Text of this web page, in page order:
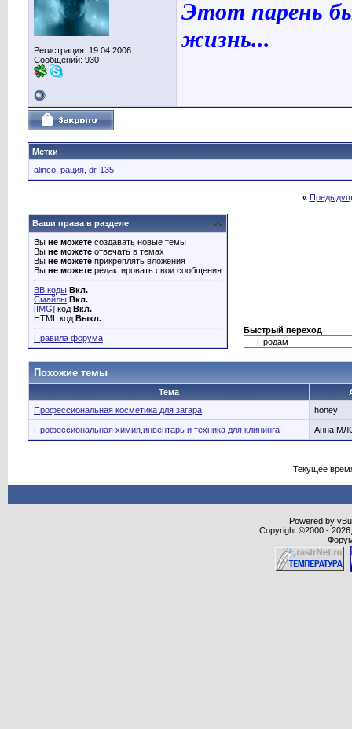
Регистрация: 19.04.2006
Сообщений: 930
Этот парень
жизнь...
Метки
alinco рация dr-135
«
Ваши права в разделе
Вы не можете создавать новые темы
Вы не можете отвечать в темах
Вы не можете прикреплять вложения
Вы не можете редактировать свои сообщения
BB коды Вкл.
Смайлы Вкл.
[IMG] код Вкл.
HTML код Выкл.
Правила форума
Быстрый переход
Похожие темы
Тема
Профессиональная косметика для загара
honey
Профессиональная химия,инвентарь и техника для клининга Анна
Текущее
Powered by
Copyright ©2000 -